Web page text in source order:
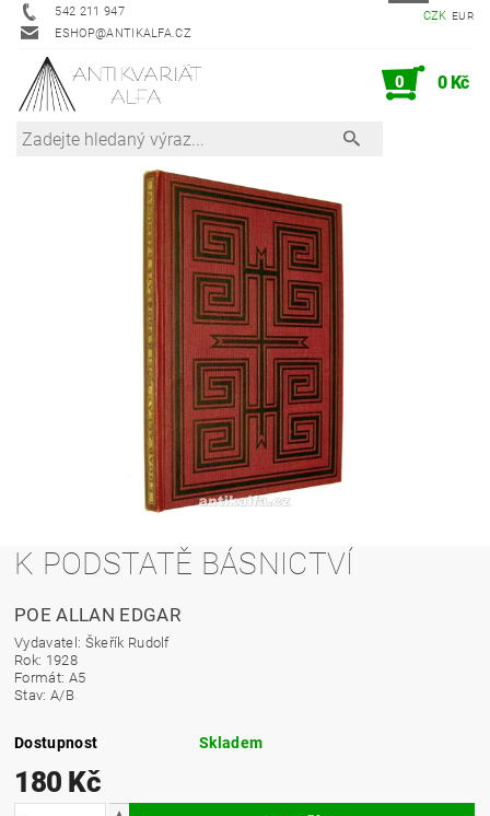
542 211 947
ESHOP@ANTIKALFA.CZ
CZK EUR
0 0 Kč
K PODSTATĚ BÁSNICTVÍ
POE ALLAN EDGAR
Vydavatel: Škeřík Rudolf
Rok: 1928
Formát: A5
Stav: A/B
Dostupnost Skladem
180 Kč